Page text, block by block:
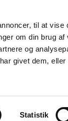
til at vise
om din brug
og
givet dem,
Statistik